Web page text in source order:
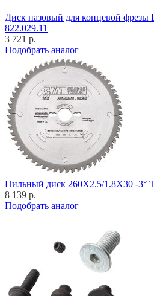
Диск пазовый для концевой
822.029.11
3 721 р.
Подобрать аналог
Пильный диск 260X2.5/1.8X30 -3°
8 139 р.
Подобрать аналог